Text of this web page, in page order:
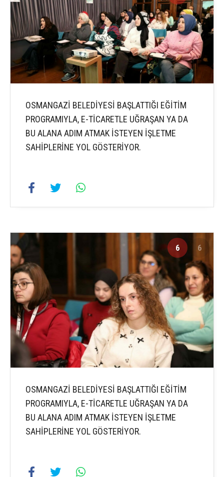
OSMANGAZİ BELEDİYESİ BAŞLATTIĞI EĞİTİM
PROGRAMIYLA, E-TİCARETLE UĞRAŞAN YA DA
BU ALANA ADIM ATMAK İSTEYEN İŞLETME
SAHİPLERİNE YOL GÖSTERİYOR.
6 6
OSMANGAZİ BELEDİYESİ BAŞLATTIĞI EĞİTİM
PROGRAMIYLA, E-TİCARETLE UĞRAŞAN YA DA
BU ALANA ADIM ATMAK İSTEYEN İŞLETME
SAHİPLERİNE YOL GÖSTERİYOR.